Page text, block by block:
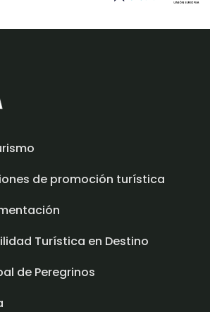
de promoción turística
Turística en Destino
de Peregrinos